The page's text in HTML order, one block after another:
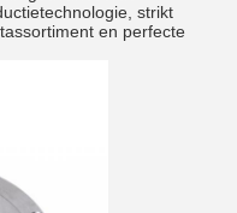
strikt
en perfecte